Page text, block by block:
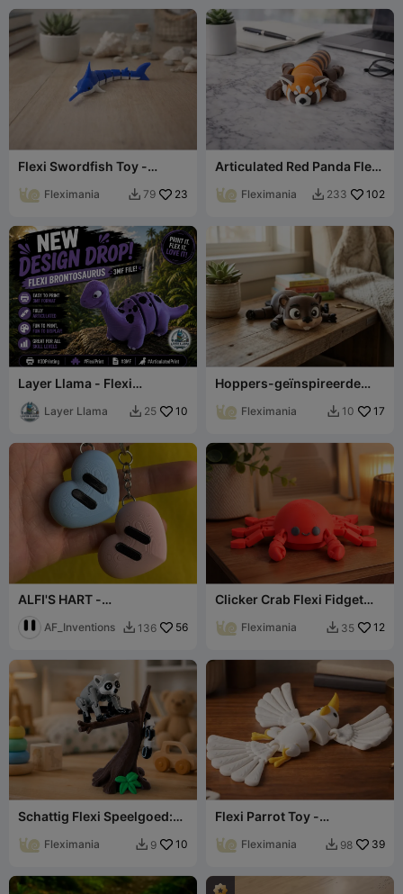
Flexi Swordfish Toy -
Fish Fleximania  79 23
Articulated Red Panda Flexi
Fleximania  233 102
Layer Llama - Flexi
Layer Llama  25 10
Hoppers-geïnspireerde
Fleximania  10 17
ALFI'S HART -
AF_Inventions  136 56
Clicker Crab Flexi Fidget
Fleximania  35 12
Schattig Flexi Speelgoed:
Fleximania  9 10
Flexi Parrot Toy -
Fleximania  98 39